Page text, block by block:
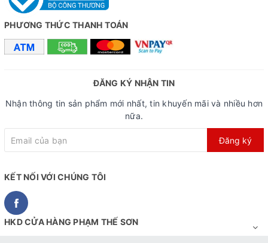
PHƯƠNG THỨC THANH TOÁN
ĐĂNG KÝ NHẬN TIN
Nhận thông tin sản phẩm mới nhất, tin khuyến mãi và nhiều hơn
nữa.
Đăng ký
KẾT NỐI VỚI CHÚNG TÔI
HKD CỬA HÀNG PHẠM THẾ SƠN